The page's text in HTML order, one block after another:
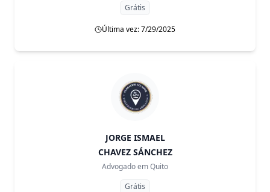
Grátis
Última vez: 7/29/2025
JORGE ISMAEL
CHAVEZ SÁNCHEZ
Advogado emQuito
Grátis